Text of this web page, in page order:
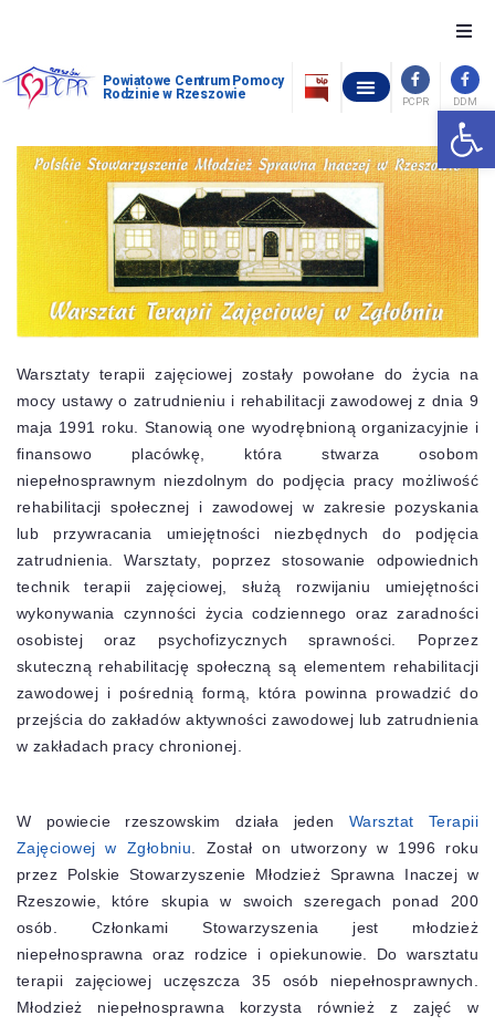
O nas
Chcę pomóc
Piecza zastępcza
Dofinansowania
Pomoc społeczna
Kontakt
Powiatowe Centrum Pomocy
Rodzinie w Rzeszowie
PCPR DDM
Warsztaty terapii zajęciowej zostały powołane do życia na
mocy ustawy o zatrudnieniu i rehabilitacji zawodowej z dnia 9
maja 1991 roku. Stanowią one wyodrębnioną organizacyjnie i
finansowo placówkę, która stwarza osobom
niepełnosprawnym niezdolnym do podjęcia pracy możliwość
rehabilitacji społecznej i zawodowej w zakresie pozyskania
lub przywracania umiejętności niezbędnych do podjęcia
zatrudnienia. Warsztaty, poprzez stosowanie odpowiednich
technik terapii zajęciowej, służą rozwijaniu umiejętności
wykonywania czynności życia codziennego oraz zaradności
osobistej oraz psychofizycznych sprawności. Poprzez
skuteczną rehabilitację społeczną są elementem rehabilitacji
zawodowej i pośrednią formą, która powinna prowadzić do
przejścia do zakładów aktywności zawodowej lub zatrudnienia
w zakładach pracy chronionej.
W powiecie rzeszowskim działa jedenWarsztat Terapii
Zajęciowej w Zgłobniu. Został on utworzony w 1996 roku
przez Polskie Stowarzyszenie Młodzież Sprawna Inaczej w
Rzeszowie, które skupia w swoich szeregach ponad 200
osób. Członkami Stowarzyszenia jest młodzież
niepełnosprawna oraz rodzice i opiekunowie. Do warsztatu
terapii zajęciowej uczęszcza 35 osób niepełnosprawnych.
Młodzież niepełnosprawna korzysta również z zajęć w